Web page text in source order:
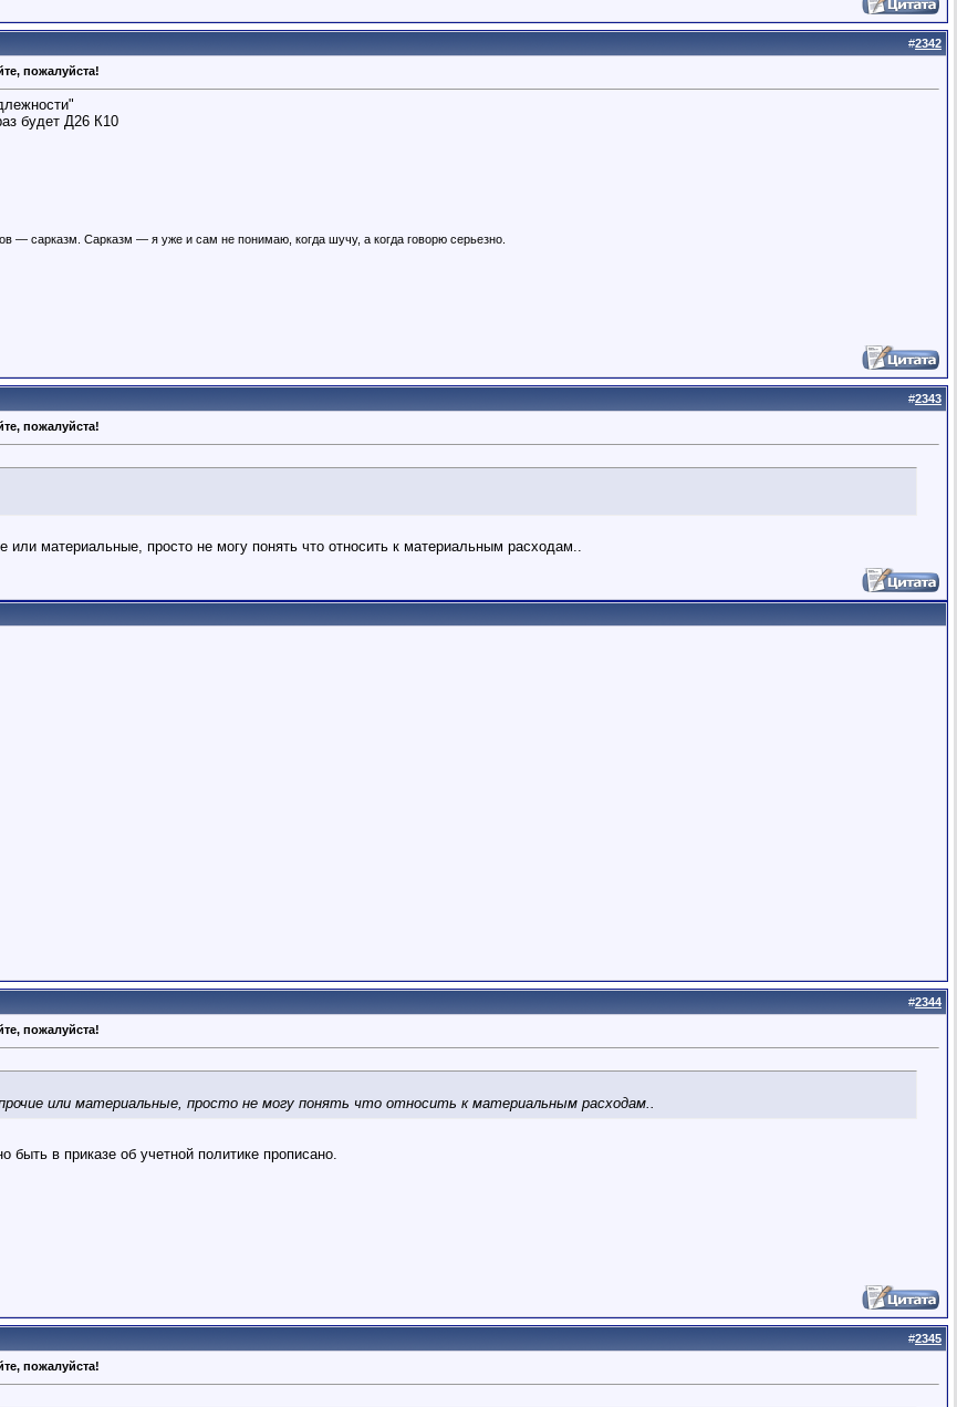
#2342
пожалуйста!
будет Д26 К10
— сарказм. Сарказм — я уже и сам не понимаю, когда шучу, а когда говорю серьезно.
#2343
пожалуйста!
или материальные, просто не могу понять что относить к материальным расходам..
#2344
пожалуйста!
или материальные, просто не могу понять что относить к материальным расходам..
быть в приказе об учетной политике прописано.
#2345
пожалуйста!